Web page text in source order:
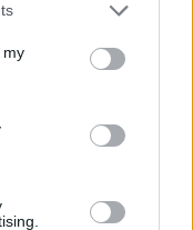
my
az
azt mutatják, hogy
a hitelkondíciók